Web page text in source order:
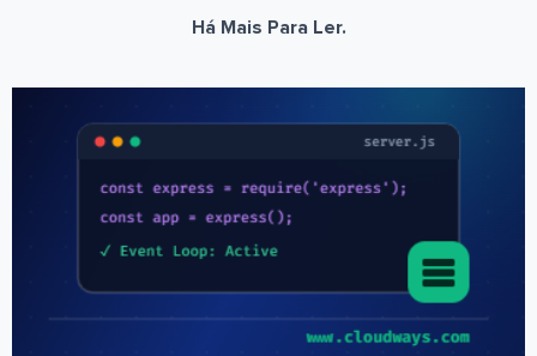
Há Mais Para Ler.